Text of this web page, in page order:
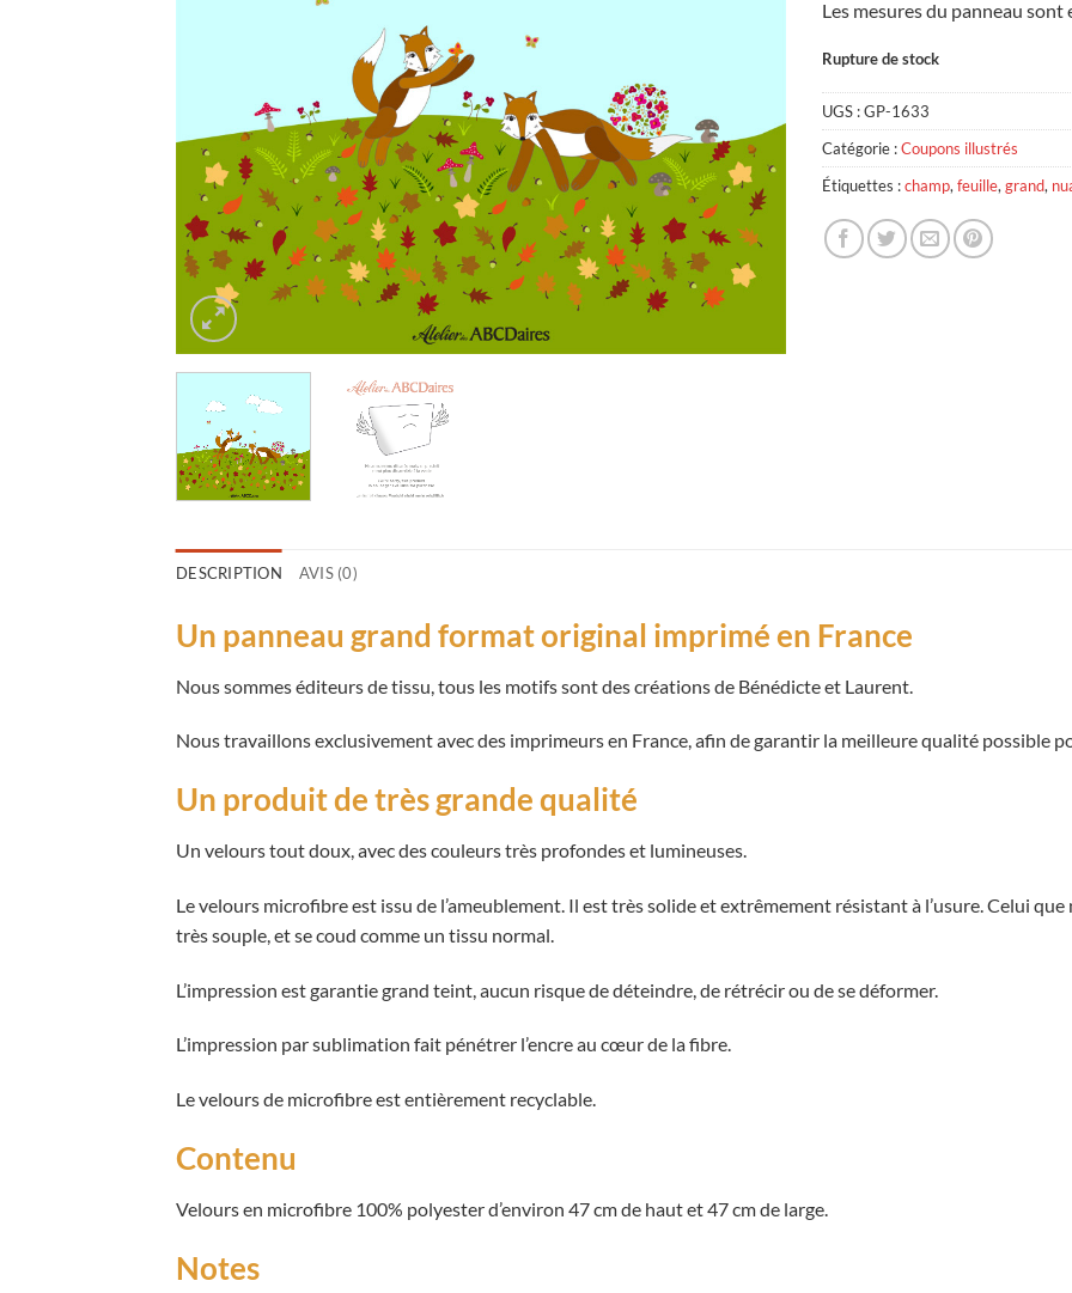
Les mesures du panneau
Rupture de stock
UGS :GP-1633
Catégorie :Coupons illustrés
Étiquettes :champ,feuille,grand,
DESCRIPTION AVIS (0)
Un panneau grand format original imprimé en France
Nous sommes éditeurs de tissu, tous les motifs sont des créations de Bénédicte et Laurent.
Nous travaillons exclusivement avec des imprimeurs en France, afin de garantir la meilleure qualité possible
Un produit de très grande qualité
Un velours tout doux, avec des couleurs très profondes et lumineuses.
Le velours microfibre est issu de l’ameublement. Il est très solide et extrêmement résistant à l’usure. Celui
très souple, et se coud comme un tissu normal.
L’impression est garantie grand teint, aucun risque de déteindre, de rétrécir ou de se déformer.
L’impression par sublimation fait pénétrer l’encre au cœur de la fibre.
Le velours de microfibre est entièrement recyclable.
Contenu
Velours en microfibre 100% polyester d’environ 47 cm de haut et 47 cm de large.
Notes